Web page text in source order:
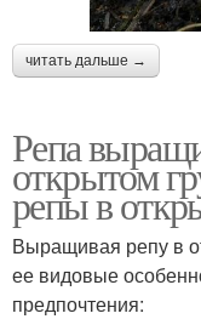
читать дальше →
Репа
открытом
репы в
Выращивая репу в
ее видовые
предпочтения: